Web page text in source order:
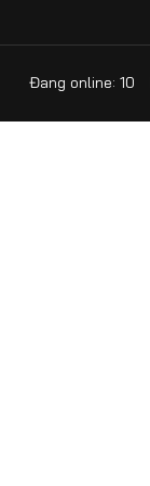
Đang online: 10